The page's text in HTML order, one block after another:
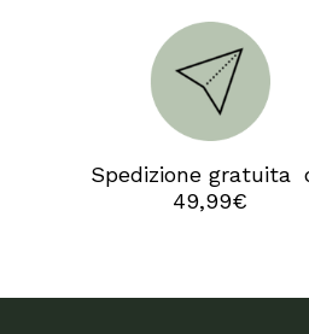
Spedizione gratuita
49,99€